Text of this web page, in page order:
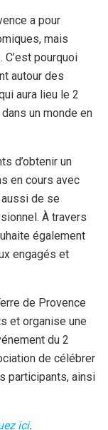
a pour
mais
pourquoi
autour des
aura lieu le 2
un monde en
d’obtenir un
en cours avec
de se
À travers
également
engagés et
de Provence
et organise une
du 2
de célébrer
participants, ainsi
ici.